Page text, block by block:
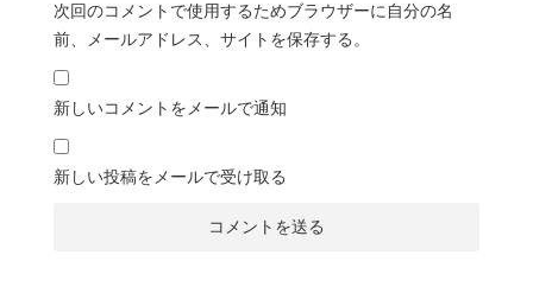
次回のコメントで使用するためブラウザーに自分の名
前、メールアドレス、サイトを保存する。
新しいコメントをメールで通知
新しい投稿をメールで受け取る